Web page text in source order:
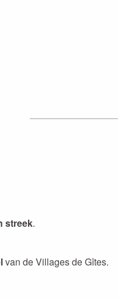
streek.
van de Villages de Gîtes.